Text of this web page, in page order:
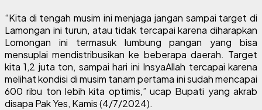
“Kita di tengah musim ini menjaga jangan sampai target di
Lamongan ini turun, atau tidak tercapai karena diharapkan
Lomongan ini termasuk lumbung pangan yang bisa
mensuplai mendistribusikan ke beberapa daerah. Target
kita 1,2 juta ton, sampai hari ini InsyaAllah tercapai karena
melihat kondisi di musim tanam pertama ini sudah mencapai
600 ribu ton lebih kita optimis,” ucap Bupati yang akrab
disapa Pak Yes, Kamis (4/7/2024).